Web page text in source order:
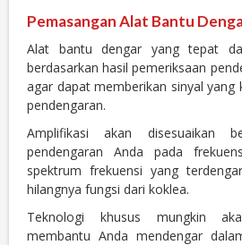
Pemasangan Alat Bantu
Alat bantu dengar yang tepat
berdasarkan hasil pemeriksaan
agar dapat memberikan sinyal yang
pendengaran.
Amplifikasi akan disesuaikan
pendengaran Anda pada
spektrum frekuensi yang
hilangnya fungsi dari koklea.
Teknologi khusus mungkin
membantu Anda mendengar